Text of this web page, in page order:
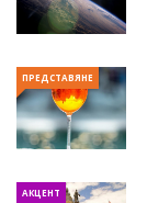
ПРЕДСТАВЯНЕ
АКЦЕНТ